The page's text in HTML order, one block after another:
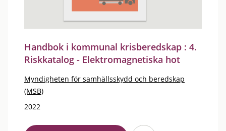
Handbok i kommunal krisberedskap : 4.
Riskkatalog - Elektromagnetiska hot
Myndigheten för samhällsskydd och beredskap
(MSB)
2022